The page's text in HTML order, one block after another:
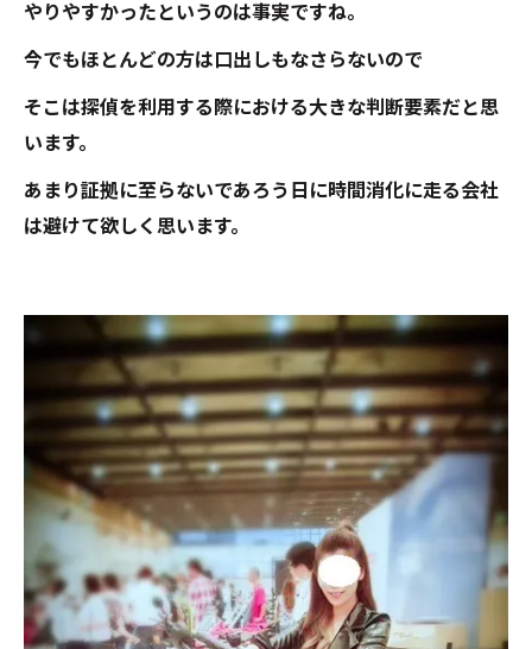
やりやすかったというのは事実ですね。
今でもほとんどの方は口出しもなさらないので
そこは探偵を利用する際における大きな判断要素だと思
います。
あまり証拠に至らないであろう日に時間消化に走る会社
は避けて欲しく思います。